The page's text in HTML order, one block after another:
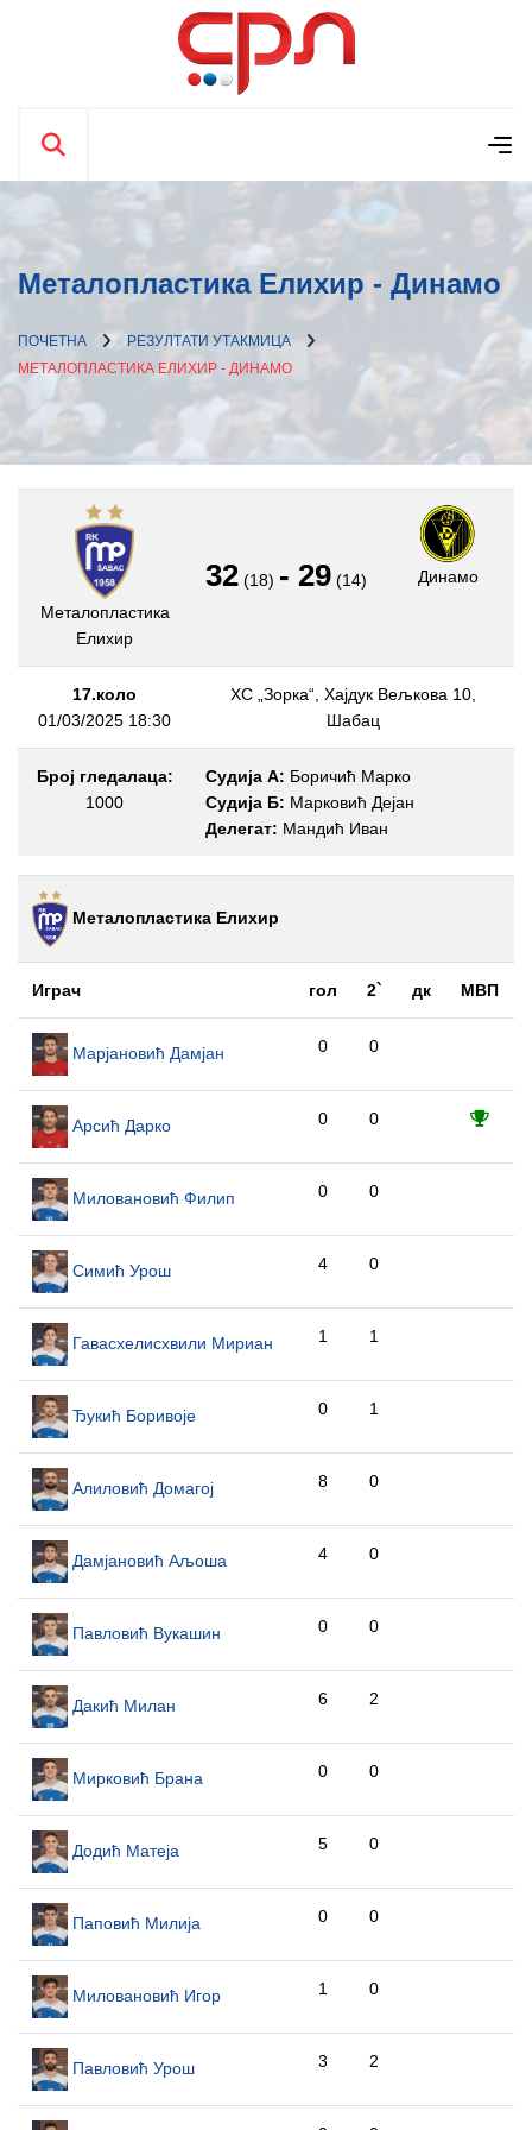
Металопластика Елиxир - Динамо
ПОЧЕТНА
РЕЗУЛТАТИ УТАКМИЦА
МЕТАЛОПЛАСТИКА ЕЛИXИР - ДИНАМО
Металопластика
Елиxир
32 (18) - 29 (14) Динамо
17.коло
01/03/2025 18:30
ХС „Зорка“, Хајдук Вељкова 10,
Шабац
Број гледалаца:
1000
Судија А: Боричић Марко
Судија Б: Марковић Дејан
Делегат: Мандић Иван
Металопластика Елиxир
Играч гол 2` дк МВП
Марјановић Дамјан 0 0
Арсић Дарко 0 0
Миловановић Филип 0 0
Симић Урош 4 0
Гавасхелисхвили Мириан 1 1
Ђукић Боривоје 0 1
Алиловић Домагој 8 0
Дамјановић Аљоша 4 0
Павловић Вукашин 0 0
Дакић Милан 6 2
Мирковић Брана 0 0
Додић Матеја 5 0
Паповић Милија 0 0
Миловановић Игор 1 0
Павловић Урош 3 2